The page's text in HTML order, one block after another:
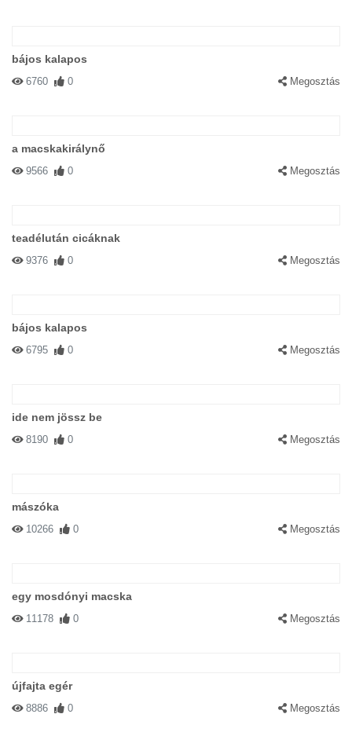
bájos kalapos
6760 0 Megosztás
a macskakirálynő
9566 0 Megosztás
teadélután cicáknak
9376 0 Megosztás
bájos kalapos
6795 0 Megosztás
ide nem jössz be
8190 0 Megosztás
mászóka
10266 0 Megosztás
egy mosdónyi macska
11178 0 Megosztás
újfajta egér
8886 0 Megosztás